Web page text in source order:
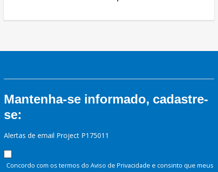
Mantenha-se informado, cadastre-
se:
Alertas de email Project P175011
Concordo com os termos do Aviso de Privacidade e consinto que meus